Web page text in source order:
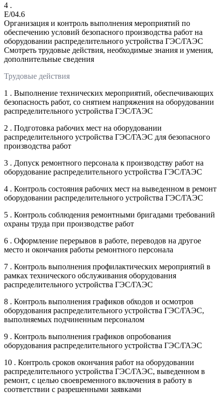
4 .
E/04.6
Организация и контроль выполнения мероприятий по
обеспечению условий безопасного производства работ на
оборудовании распределительного устройства ГЭС/ГАЭС
Смотреть трудовые действия, необходимые знания и умения,
дополнительные сведения
Трудовые действия
1 . Выполнение технических мероприятий, обеспечивающих
безопасность работ, со снятием напряжения на оборудовании
распределительного устройства ГЭС/ГАЭС
2 . Подготовка рабочих мест на оборудовании
распределительного устройства ГЭС/ГАЭС для безопасного
производства работ
3 . Допуск ремонтного персонала к производству работ на
оборудование распределительного устройства ГЭС/ГАЭС
4 . Контроль состояния рабочих мест на выведенном в ремонт
оборудовании распределительного устройства ГЭС/ГАЭС
5 . Контроль соблюдения ремонтными бригадами требований
охраны труда при производстве работ
6 . Оформление перерывов в работе, переводов на другое
место и окончания работы ремонтного персонала
7 . Контроль выполнения профилактических мероприятий в
рамках технического обслуживания оборудования
распределительного устройства ГЭС/ГАЭС
8 . Контроль выполнения графиков обходов и осмотров
оборудования распределительного устройства ГЭС/ГАЭС,
выполняемых подчиненным персоналом
9 . Контроль выполнения графиков опробования
оборудования распределительного устройства ГЭС/ГАЭС
10 . Контроль сроков окончания работ на оборудовании
распределительного устройства ГЭС/ГАЭС, выведенном в
ремонт, с целью своевременного включения в работу в
соответствии с разрешенными заявками